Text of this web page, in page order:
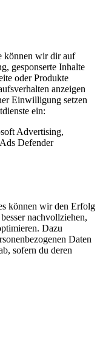
können wir dir auf
gesponserte Inhalte
oder Produkte
anzeigen
Einwilligung setzen
ein:
Advertising,
Defender
können wir den Erfolg
nachvollziehen,
Dazu
Daten
sofern du deren